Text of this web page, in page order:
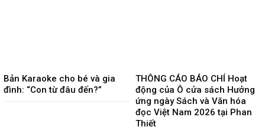
Bản Karaoke cho bé và gia
đình: “Con từ đâu đến?”
THÔNG CÁO BÁO CHÍ Hoạt
động của Ô cửa sách Hưởng
ứng ngày Sách và Văn hóa
đọc Việt Nam 2026 tại Phan
Thiết